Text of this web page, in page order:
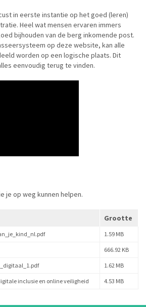
in eerste instantie op het goed (leren)
Heel wat mensen ervaren immers
bijhouden van de berg inkomende post.
op deze website, kan alle
worden op een logische plaats. Dit
eenvoudig terug te vinden.
je op weg kunnen helpen.
Grootte
1.59 MB
666.92 KB
1.62 MB
inclusie en online veiligheid 4.53 MB